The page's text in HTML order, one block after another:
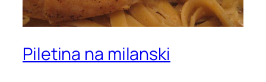
Piletina na milanski